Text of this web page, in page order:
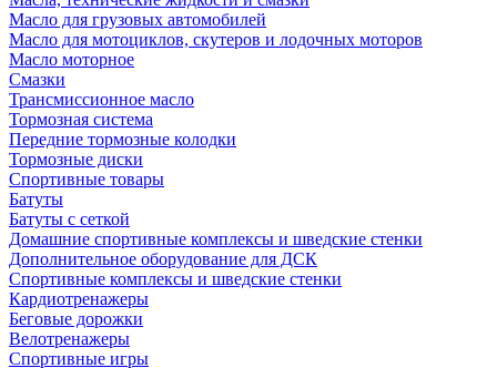
Масло для грузовых автомобилей
Масло для мотоциклов, скутеров и лодочных моторов
Масло моторное
Смазки
Трансмиссионное масло
Тормозная система
Передние тормозные колодки
Тормозные диски
Спортивные товары
Батуты
Батуты с сеткой
Домашние спортивные комплексы и шведские стенки
Дополнительное оборудование для ДСК
Спортивные комплексы и шведские стенки
Кардиотренажеры
Беговые дорожки
Велотренажеры
Спортивные игры